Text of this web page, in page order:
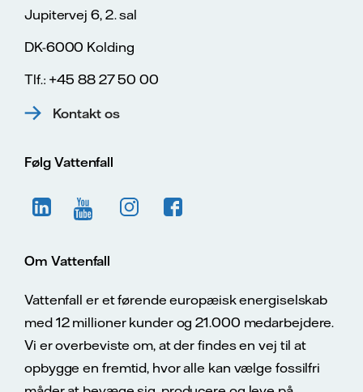
Jupitervej 6, 2. sal
DK-6000 Kolding
Tlf.: +45 88 27 50 00
Kontakt os
Følg Vattenfall
Om Vattenfall
Vattenfall er et førende europæisk energiselskab
med 12 millioner kunder og 21.000 medarbejdere.
Vi er overbeviste om, at der findes en vej til at
opbygge en fremtid, hvor alle kan vælge fossilfri